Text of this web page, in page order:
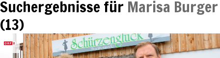
Suchergebnisse für Marisa Burger
(13)